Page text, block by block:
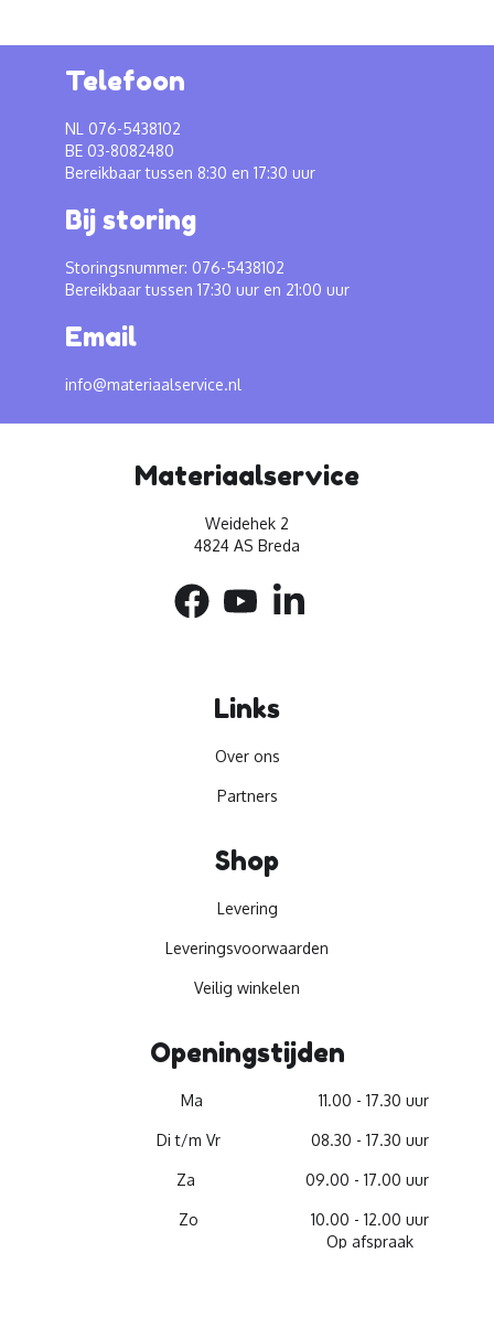
Telefoon
NL 076-5438102
BE 03-8082480
Bereikbaar tussen 8:30 en 17:30 uur
Bij storing
Storingsnummer: 076-5438102
Bereikbaar tussen 17:30 uur en 21:00 uur
Email
info@materiaalservice.nl
Materiaalservice
Weidehek 2
4824 AS Breda
Links
Over ons
Partners
Shop
Levering
Leveringsvoorwaarden
Veilig winkelen
Openingstijden
Ma 11.00 - 17.30 uur
Di t/m Vr 08.30 - 17.30 uur
Za 09.00 - 17.00 uur
Zo
10.00 - 12.00 uur
Op afspraak